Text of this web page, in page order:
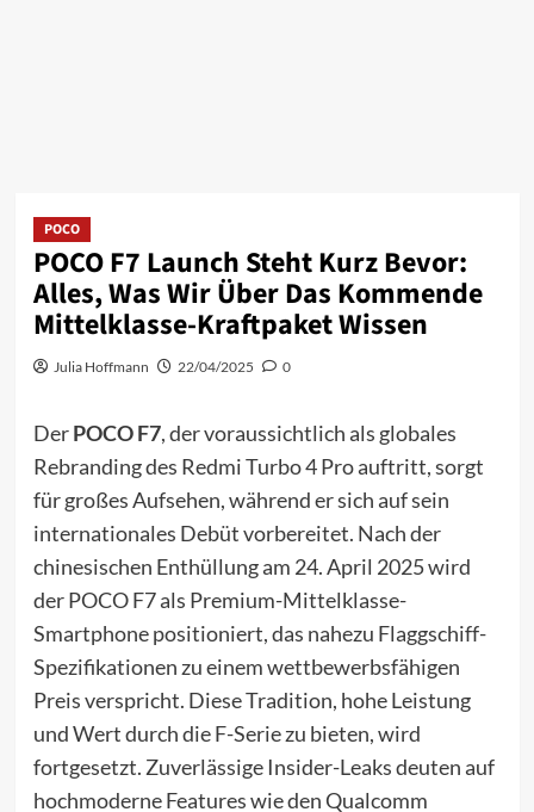
POCO
POCO F7 Launch Steht Kurz Bevor:
Alles, Was Wir Über Das Kommende
Mittelklasse-Kraftpaket Wissen
Julia Hoffmann 22/04/2025 0
DerPOCO F7, der voraussichtlich als globales
Rebranding des Redmi Turbo 4 Pro auftritt, sorgt
für großes Aufsehen, während er sich auf sein
internationales Debüt vorbereitet. Nach der
chinesischen Enthüllung am 24. April 2025 wird
der POCO F7 als Premium-Mittelklasse-
Smartphone positioniert, das nahezu Flaggschiff-
Spezifikationen zu einem wettbewerbsfähigen
Preis verspricht. Diese Tradition, hohe Leistung
und Wert durch die F-Serie zu bieten, wird
fortgesetzt. Zuverlässige Insider-Leaks deuten auf
hochmoderne Features wie den Qualcomm